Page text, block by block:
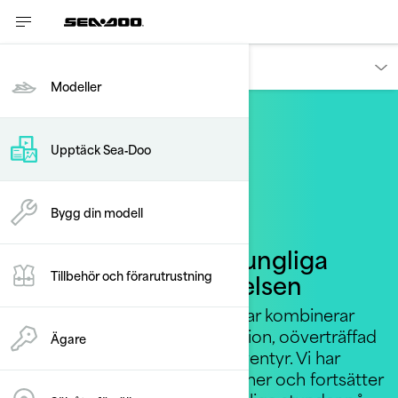
Modeller
Upptäck Sea‑Doo
Bygg din modell
Tillbehör och förarutrustning
Ägare
Sea-Doo: Den ursprungliga
vattenskoterupplevelsen
Som pionjär inom vattenskotrar kombinerar
Sea-Doo årtionden av innovation, oöverträffad
expertis och en tradition av äventyr. Vi har
åtnjutit förtroende i generationer och fortsätter